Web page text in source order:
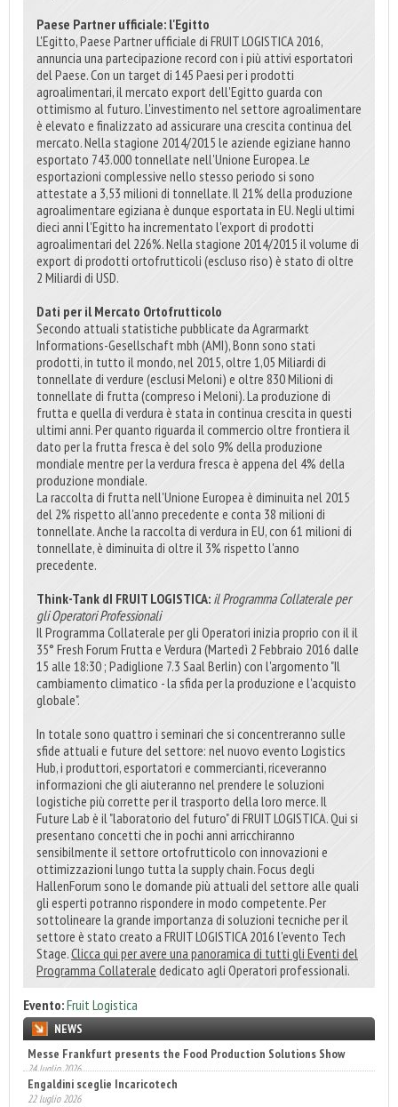
Paese Partner ufficiale: l'Egitto
L'Egitto, Paese Partner ufficiale di FRUIT LOGISTICA 2016,
annuncia una partecipazione record con i più attivi esportatori
del Paese. Con un target di 145 Paesi per i prodotti
agroalimentari, il mercato export dell'Egitto guarda con
ottimismo al futuro. L'investimento nel settore agroalimentare
è elevato e finalizzato ad assicurare una crescita continua del
mercato. Nella stagione 2014/2015 le aziende egiziane hanno
esportato 743.000 tonnellate nell'Unione Europea. Le
esportazioni complessive nello stesso periodo si sono
attestate a 3,53 milioni di tonnellate. Il 21% della produzione
agroalimentare egiziana è dunque esportata in EU. Negli ultimi
dieci anni l'Egitto ha incrementato l'export di prodotti
agroalimentari del 226%. Nella stagione 2014/2015 il volume di
export di prodotti ortofrutticoli (escluso riso) è stato di oltre
2 Miliardi di USD.
Dati per il Mercato Ortofrutticolo
Secondo attuali statistiche pubblicate da Agrarmarkt
Informations-Gesellschaft mbh (AMI), Bonn sono stati
prodotti, in tutto il mondo, nel 2015, oltre 1,05 Miliardi di
tonnellate di verdure (esclusi Meloni) e oltre 830 Milioni di
tonnellate di frutta (compreso i Meloni). La produzione di
frutta e quella di verdura è stata in continua crescita in questi
ultimi anni. Per quanto riguarda il commercio oltre frontiera il
dato per la frutta fresca è del solo 9% della produzione
mondiale mentre per la verdura fresca è appena del 4% della
produzione mondiale.
La raccolta di frutta nell'Unione Europea è diminuita nel 2015
del 2% rispetto all'anno precedente e conta 38 milioni di
tonnellate. Anche la raccolta di verdura in EU, con 61 milioni di
tonnellate, è diminuita di oltre il 3% rispetto l'anno
precedente.
Think-Tank dI FRUIT LOGISTICA: il Programma Collaterale per
gli Operatori Professionali
Il Programma Collaterale per gli Operatori inizia proprio con il il
35° Fresh Forum Frutta e Verdura (Martedì 2 Febbraio 2016 dalle
15 alle 18:30 ; Padiglione 7.3 Saal Berlin) con l'argomento "Il
cambiamento climatico - la sfida per la produzione e l'acquisto
globale".
In totale sono quattro i seminari che si concentreranno sulle
sfide attuali e future del settore: nel nuovo evento Logistics
Hub, i produttori, esportatori e commercianti, riceveranno
informazioni che gli aiuteranno nel prendere le soluzioni
logistiche più corrette per il trasporto della loro merce. Il
Future Lab è il "laboratorio del futuro" di FRUIT LOGISTICA. Qui si
presentano concetti che in pochi anni arricchiranno
sensibilmente il settore ortofrutticolo con innovazioni e
ottimizzazioni lungo tutta la supply chain. Focus degli
HallenForum sono le domande più attuali del settore alle quali
gli esperti potranno rispondere in modo competente. Per
sottolineare la grande importanza di soluzioni tecniche per il
settore è stato creato a FRUIT LOGISTICA 2016 l'evento Tech
Stage.Clicca qui per avere una panoramica di tutti gli Eventi del
Programma Collaterale dedicato agli Operatori professionali.
Evento:Fruit Logistica
NEWS
Engaldini sceglie Incaricotech
22 luglio 2026
Bevertech prende forma, attesi 100 buyer esteri